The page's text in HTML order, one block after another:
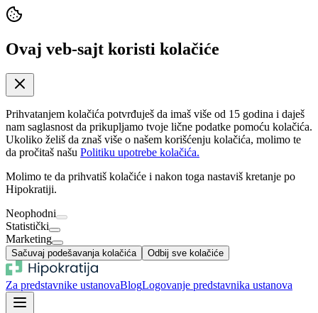
Ovaj veb-sajt koristi kolačiće
Prihvatanjem kolačića potvrđuješ da imaš više od 15 godina i daješ
nam saglasnost da prikupljamo tvoje lične podatke pomoću kolačića.
Ukoliko želiš da znaš više o našem korišćenju kolačića, molimo te
da pročitaš našu Politiku upotrebe kolačića.
Molimo te da prihvatiš kolačiće i nakon toga nastaviš kretanje po
Hipokratiji.
Neophodni
Statistički
Marketing
Sačuvaj podešavanja kolačića Odbij sve kolačiće
Za predstavnike ustanovaBlogLogovanje predstavnika ustanova